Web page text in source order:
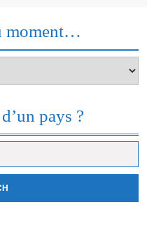
moment…
pays ?